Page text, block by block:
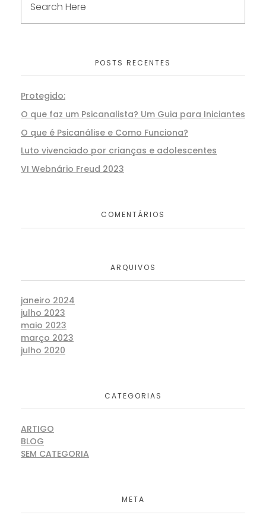
POSTS RECENTES
Protegido:
O que faz um Psicanalista? Um Guia para Iniciantes
O que é Psicanálise e Como Funciona?
Luto vivenciado por crianças e adolescentes
VI Webnário Freud 2023
COMENTÁRIOS
ARQUIVOS
janeiro 2024
julho 2023
maio 2023
março 2023
julho 2020
CATEGORIAS
ARTIGO
BLOG
SEM CATEGORIA
META